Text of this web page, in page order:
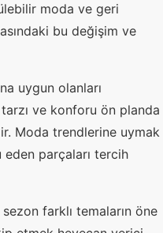
moda ve geri
bu değişim ve
uygun olanları
ve konforu ön planda
Moda trendlerine uymak
eden parçaları tercih
farklı temaların öne